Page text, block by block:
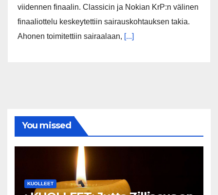
viidennen finaalin. Classicin ja Nokian KrP:n välinen
finaaliottelu keskeytettiin sairauskohtauksen takia.
Ahonen toimitettiin sairaalaan, [...]
You missed
KUOLLEET